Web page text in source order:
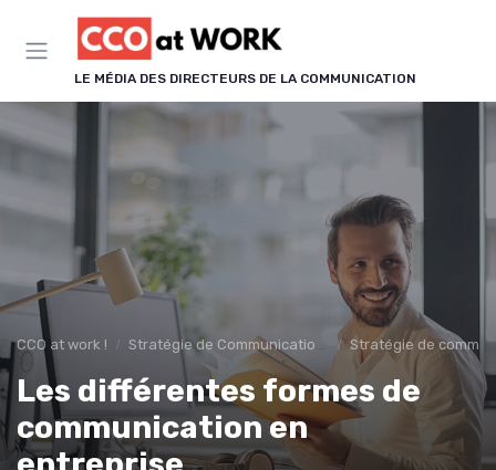
LE MÉDIA DES DIRECTEURS DE LA COMMUNICATION
CCO at work ! Stratégie de Communication & Image Stratégie de
Les différentes formes de
communication en
Panneau de gestion des cookies